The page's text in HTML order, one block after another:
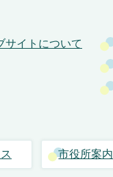
サイトについて
市役所案内